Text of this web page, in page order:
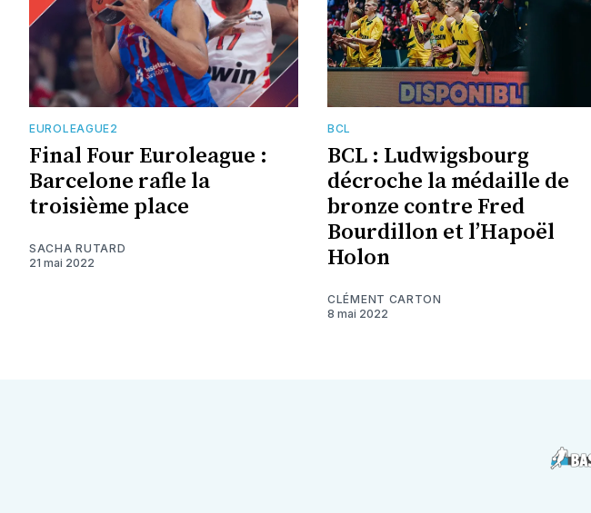
EUROLEAGUE2
Final Four Euroleague :
Barcelone rafle la
troisième place
SACHA RUTARD
21 mai 2022
BCL
BCL : Ludwigsbourg
décroche la médaille de
bronze contre Fred
Bourdillon et l’Hapoël
Holon
CLÉMENT CARTON
8 mai 2022